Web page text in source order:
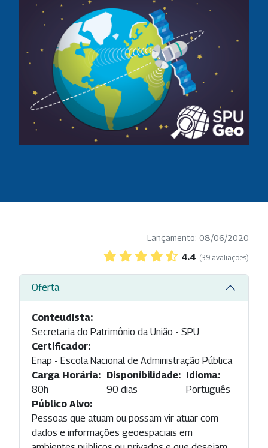
Lançamento: 08/06/2020
4.4 (39 avaliações)
Oferta
Conteudista:
Secretaria do Patrimônio da União - SPU
Certificador:
Enap - Escola Nacional de Administração Pública
Carga Horária:
80h
Disponibilidade:
90 dias
Idioma:
Português
Público Alvo:
Pessoas que atuam ou possam vir atuar com
dados e informações geoespaciais em